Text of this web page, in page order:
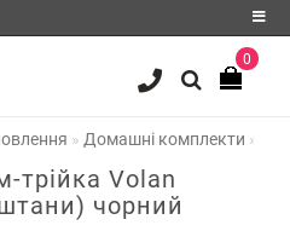
Реєстрація
Авторизація
Акції
0
Домашні комплекти
трійка Volan
чорний